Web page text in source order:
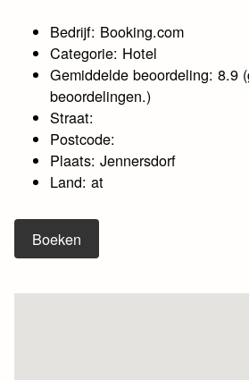
Bedrijf: Booking.com
Categorie: Hotel
Gemiddelde beoordeling: 8.9
beoordelingen.)
Straat:
Postcode:
Plaats: Jennersdorf
Land: at
Boeken